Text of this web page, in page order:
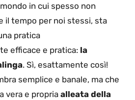
in cui spesso non
il tempo per noi stessi, sta
pratica
efficace e pratica: la
. Sì, esattamente così!
semplice e banale, ma che
vera e propria alleata della